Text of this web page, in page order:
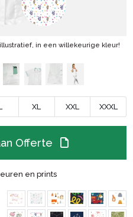
in een willekeurige kleur!
XL XXL XXXL
Offerte
en prints